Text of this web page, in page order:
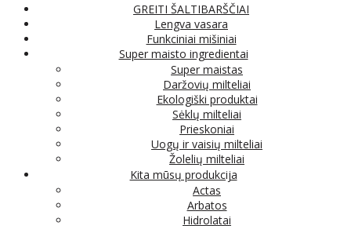
GREITI ŠALTIBARŠČIAI
Lengva vasara
Funkciniai mišiniai
Super maisto ingredientai
Super maistas
Daržovių milteliai
Ekologiški produktai
Sėklų milteliai
Prieskoniai
Uogų ir vaisių milteliai
Žolelių milteliai
Kita mūsų produkcija
Actas
Arbatos
Hidrolatai